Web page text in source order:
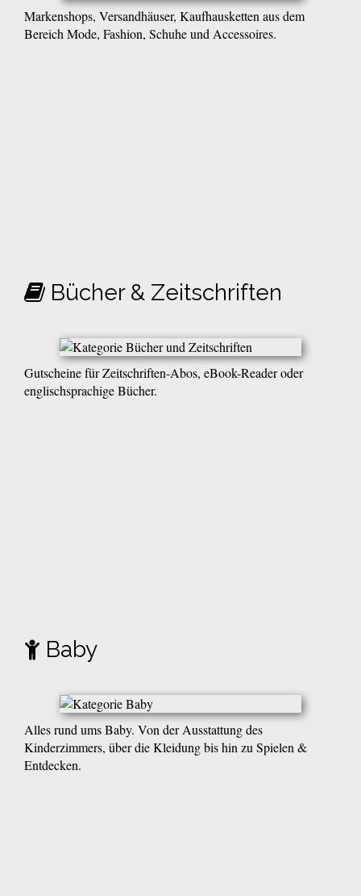
Markenshops, Versandhäuser, Kaufhausketten aus dem
Bereich Mode, Fashion, Schuhe und Accessoires.
Bücher & Zeitschriften
Gutscheine für Zeitschriften-Abos, eBook-Reader oder
englischsprachige Bücher.
Baby
Alles rund ums Baby. Von der Ausstattung des
Kinderzimmers, über die Kleidung bis hin zu Spielen &
Entdecken.